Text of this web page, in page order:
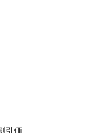
引価